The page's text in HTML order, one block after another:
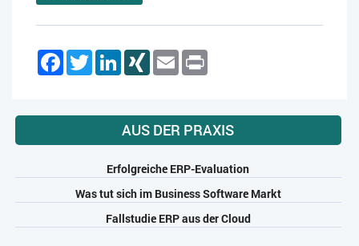
FacebookTwitterLinkedInXING Email
AUS DER PRAXIS
Erfolgreiche ERP-Evaluation
Was tut sich im Business Software Markt
Fallstudie ERP aus der Cloud